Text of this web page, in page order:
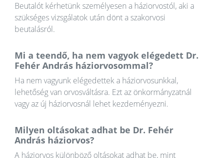
Beutalót kérhetünk személyesen a háziorvostól, aki a
szükséges vizsgálatok után dönt a szakorvosi
beutalásról.
Mi a teendő, ha nem vagyok elégedett Dr.
Fehér András háziorvosommal?
Ha nem vagyunk elégedettek a háziorvosunkkal,
lehetőség van orvosváltásra. Ezt az önkormányzatnál
vagy az új háziorvosnál lehet kezdeményezni.
Milyen oltásokat adhat be Dr. Fehér
András háziorvos?
A háziorvos különböző oltásokat adhat be, mint